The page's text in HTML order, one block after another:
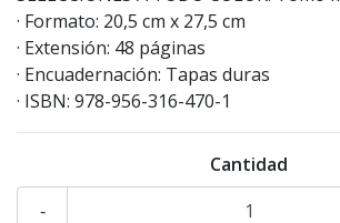
· Formato: 20,5 cm x 27,5 cm
· Extensión: 48 páginas
· Encuadernación: Tapas duras
· ISBN: 978-956-316-470-1
Cantidad
-